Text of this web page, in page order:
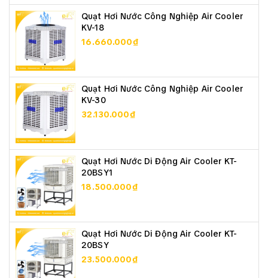
Quạt Hơi Nước Công Nghiệp Air Cooler
KV-18
16.660.000₫
Quạt Hơi Nước Công Nghiệp Air Cooler
KV-30
32.130.000₫
Quạt Hơi Nước Di Động Air Cooler KT-
20BSY1
18.500.000₫
Quạt Hơi Nước Di Động Air Cooler KT-
20BSY
23.500.000₫